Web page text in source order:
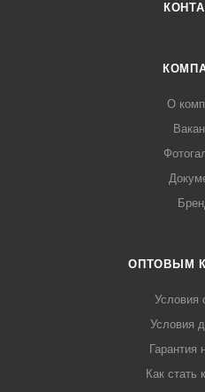
О
ОПТОВЫМ
Условия
Условия
Гарантия
Как стать